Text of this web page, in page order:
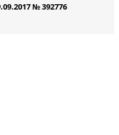
№ 392776